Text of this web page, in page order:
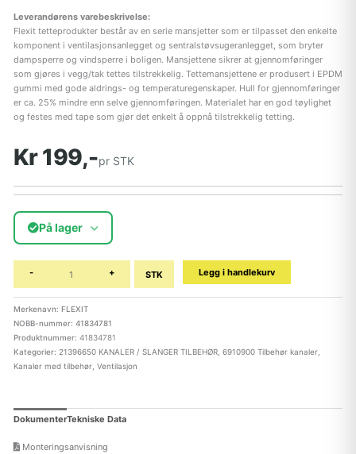
Leverandørens varebeskrivelse:
Flexit tetteprodukter består av en serie mansjetter som er tilpasset den enkelte
komponent i ventilasjonsanlegget og sentralstøvsugeranlegget, som bryter
dampsperre og vindsperre i boligen. Mansjettene sikrer at gjennomføringer
som gjøres i vegg/tak tettes tilstrekkelig. Tettemansjettene er produsert i EPDM
gummi med gode aldrings- og temperaturegenskaper. Hull for gjennomføringer
er ca. 25% mindre enn selve gjennomføringen. Materialet har en god tøylighet
og festes med tape som gjør det enkelt å oppnå tilstrekkelig tetting.
Kr 199,-pr STK
På lager
- + STK Legg i handlekurv
Merkenavn: FLEXIT
NOBB-nummer: 41834781
Produktnummer: 41834781
Kategorier: 21396650 KANALER / SLANGER TILBEHØR, 6910900 Tilbehør kanaler,
Kanaler med tilbehør, Ventilasjon
DokumenterTekniske Data
Monteringsanvisning